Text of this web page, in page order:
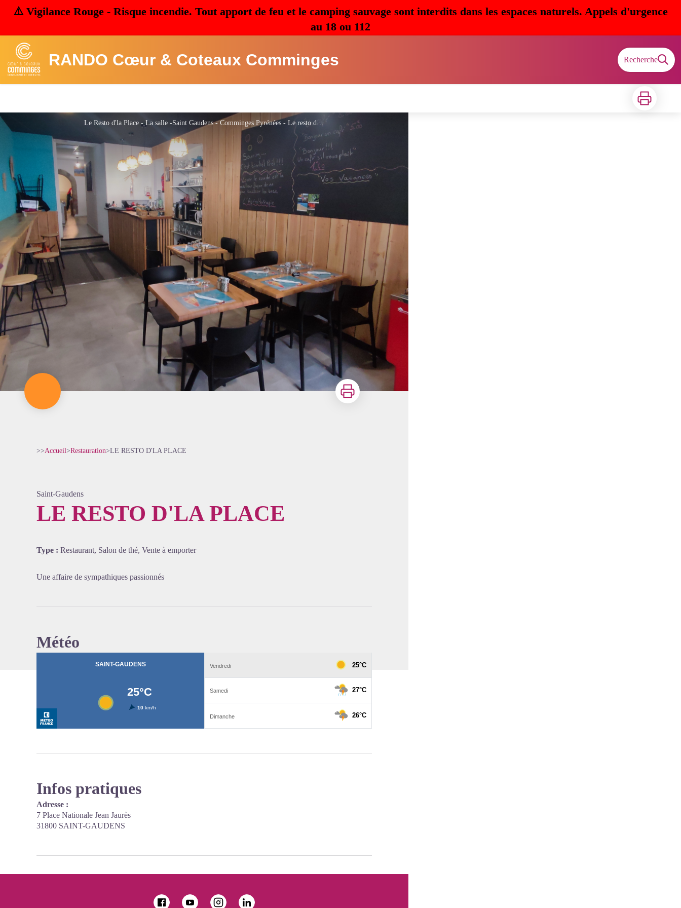
⚠️ Vigilance Rouge - Risque incendie. Tout apport de feu et le camping sauvage sont interdits dans les espaces naturels. Appels d'urgence
au 18 ou 112
RANDO Cœur & Coteaux Comminges Recherche
Imprimer
Le Resto d'la Place - La salle -Saint Gaudens - Comminges Pyrénées - Le resto d'la place
Imprimer
>>Accueil>Restauration>LE RESTO D'LA PLACE
Saint-Gaudens
LE RESTO D'LA PLACE
Type : Restaurant, Salon de thé, Vente à emporter
Une affaire de sympathiques passionnés
Météo
Infos pratiques
Adresse :
7 Place Nationale Jean Jaurès
31800 SAINT-GAUDENS